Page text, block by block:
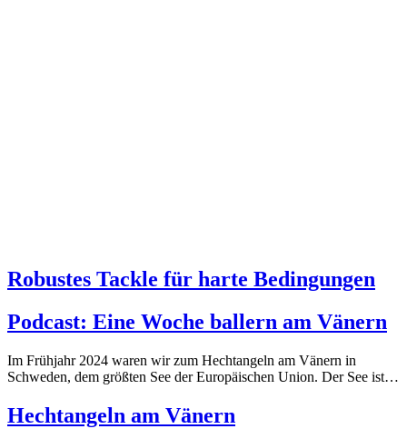
Robustes Tackle für harte Bedingungen
Podcast: Eine Woche ballern am Vänern
Im Frühjahr 2024 waren wir zum Hechtangeln am Vänern in
Schweden, dem größten See der Europäischen Union. Der See ist…
Hechtangeln am Vänern